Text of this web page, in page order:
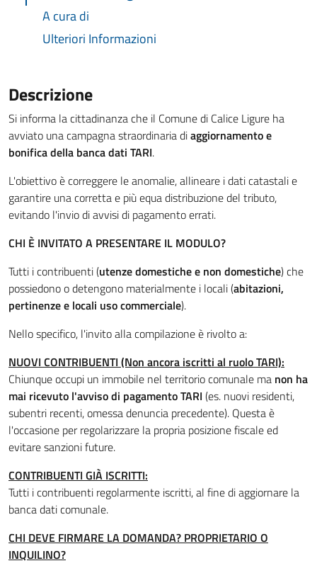
A cura di
Ulteriori Informazioni
Descrizione
Si informa la cittadinanza che il Comune di Calice Ligure ha
avviato una campagna straordinaria diaggiornamento e
bonifica della banca dati TARI.
L'obiettivo è correggere le anomalie, allineare i dati catastali e
garantire una corretta e più equa distribuzione del tributo,
evitando l'invio di avvisi di pagamento errati.
CHI È INVITATO A PRESENTARE IL MODULO?
Tutti i contribuenti (utenze domestiche e non domestiche) che
possiedono o detengono materialmente i locali (abitazioni,
pertinenze e locali uso commerciale).
Nello specifico, l'invito alla compilazione è rivolto a:
NUOVI CONTRIBUENTI (Non ancora iscritti al ruolo TARI):
Chiunque occupi un immobile nel territorio comunale ma non ha
mai ricevuto l'avviso di pagamento TARI (es. nuovi residenti,
subentri recenti, omessa denuncia precedente). Questa è
l'occasione per regolarizzare la propria posizione fiscale ed
evitare sanzioni future.
CONTRIBUENTI GIÀ ISCRITTI:
Tutti i contribuenti regolarmente iscritti, al fine di aggiornare la
banca dati comunale.
CHI DEVE FIRMARE LA DOMANDA? PROPRIETARIO O
INQUILINO?